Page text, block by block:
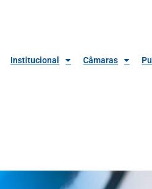
Institucional Câmaras